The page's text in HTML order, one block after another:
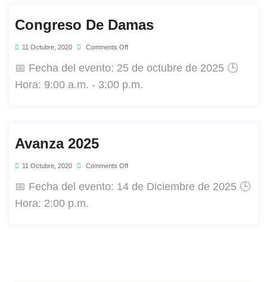
Congreso De Damas
11 Octubre, 2020 Comments Off
📅 Fecha del evento: 25 de octubre de 2025 🕒
Hora: 9:00 a.m. - 3:00 p.m.
Avanza 2025
11 Octubre, 2020 Comments Off
📅 Fecha del evento: 14 de Diciembre de 2025 🕒
Hora: 2:00 p.m.